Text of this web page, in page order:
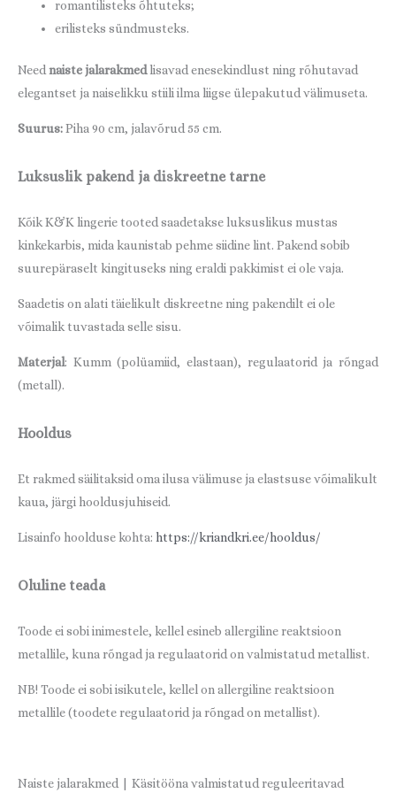
romantilisteks õhtuteks;
erilisteks sündmusteks.
Need naiste jalarakmedlisavad enesekindlust ning rõhutavad
elegantset ja naiselikku stiili ilma liigse ülepakutud välimuseta.
Suurus:Piha 90 cm, jalavõrud 55 cm.
Luksuslik pakend ja diskreetne tarne
Kõik K&K lingerie tooted saadetakse luksuslikus mustas
kinkekarbis, mida kaunistab pehme siidine lint. Pakend sobib
suurepäraselt kingituseks ning eraldi pakkimist ei ole vaja.
Saadetis on alati täielikult diskreetne ning pakendilt ei ole
võimalik tuvastada selle sisu.
Materjal: Kumm (polüamiid, elastaan), regulaatorid ja rõngad
(metall).
Hooldus
Et rakmed säilitaksid oma ilusa välimuse ja elastsuse võimalikult
kaua, järgi hooldusjuhiseid.
Lisainfo hoolduse kohta: https://kriandkri.ee/hooldus/
Oluline teada
Toode ei sobi inimestele, kellel esineb allergiline reaktsioon
metallile, kuna rõngad ja regulaatorid on valmistatud metallist.
NB! Toode ei sobi isikutele, kellel on allergiline reaktsioon
metallile (toodete regulaatorid ja rõngad on metallist).
Naiste jalarakmed | Käsitööna valmistatud reguleeritavad